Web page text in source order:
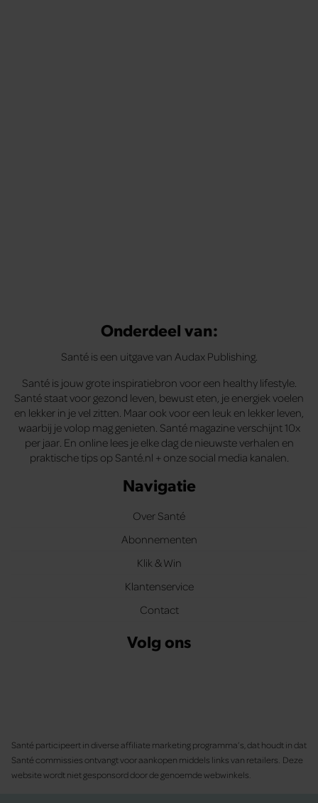
Onderdeel van:
Santé is een uitgave van Audax Publishing.
Santé is jouw grote inspiratiebron voor een healthy lifestyle.
Santé staat voor gezond leven, bewust eten, je energiek voelen
en lekker in je vel zitten. Maar ook voor een leuk en lekker leven,
waarbij je volop mag genieten. Santé magazine verschijnt 10x
per jaar. En online lees je elke dag de nieuwste verhalen en
praktische tips op Santé.nl + onze social media kanalen.
Navigatie
Over Santé
Abonnementen
Klik & Win
Klantenservice
Contact
Volg ons
Santé participeert in diverse affiliate marketing programma’s, dat houdt in dat
Santé commissies ontvangt voor aankopen middels links van retailers. Deze
website wordt niet gesponsord door de genoemde webwinkels.